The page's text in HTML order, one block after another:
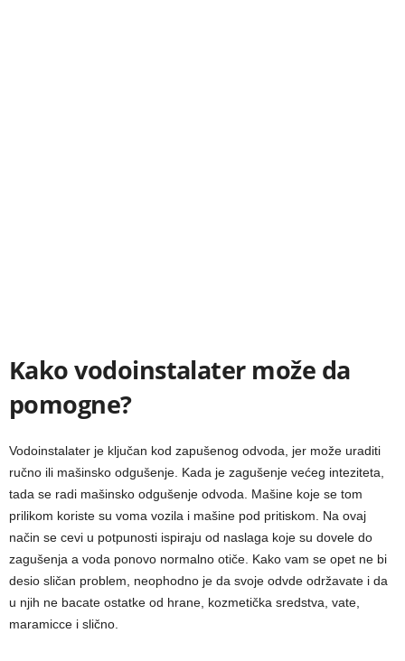
Kako vodoinstalater može da
pomogne?
Vodoinstalater je ključan kod zapušenog odvoda, jer može uraditi
ručno ili mašinsko odgušenje. Kada je zagušenje većeg inteziteta,
tada se radi mašinsko odgušenje odvoda. Mašine koje se tom
prilikom koriste su voma vozila i mašine pod pritiskom. Na ovaj
način se cevi u potpunosti ispiraju od naslaga koje su dovele do
zagušenja a voda ponovo normalno otiče. Kako vam se opet ne bi
desio sličan problem, neophodno je da svoje odvde održavate i da
u njih ne bacate ostatke od hrane, kozmetička sredstva, vate,
maramicce i slično.